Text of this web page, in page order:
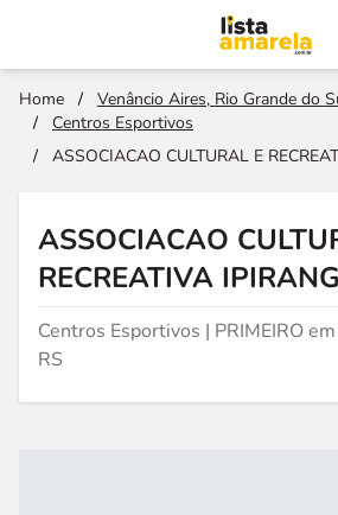
Home /
Venâncio Aires, Rio Grande do
/
Centros Esportivos
/
ASSOCIACAO CULTURAL E
ASSOCIACAO
RECREATIVA
Centros Esportivos | PRIMEIRO
RS